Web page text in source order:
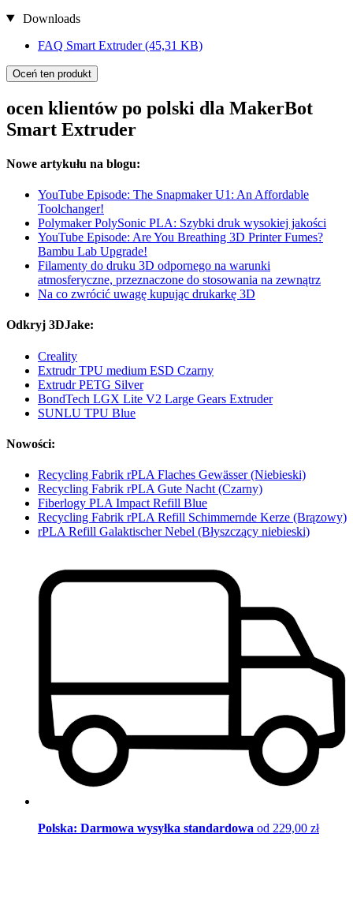
Downloads
FAQ Smart Extruder(45,31 KB)
Oceń ten produkt
ocen klientów po polski dla MakerBot
Smart Extruder
Nowe artykułu na blogu:
YouTube Episode: The Snapmaker U1: An Affordable
Toolchanger!
Polymaker PolySonic PLA: Szybki druk wysokiej jakości
YouTube Episode: Are You Breathing 3D Printer Fumes?
Bambu Lab Upgrade!
Filamenty do druku 3D odpornego na warunki
atmosferyczne, przeznaczone do stosowania na zewnątrz
Na co zwrócić uwagę kupując drukarkę 3D
Odkryj 3DJake:
Creality
Extrudr TPU medium ESD Czarny
Extrudr PETG Silver
BondTech LGX Lite V2 Large Gears Extruder
SUNLU TPU Blue
Nowości:
Recycling Fabrik rPLA Flaches Gewässer (Niebieski)
Recycling Fabrik rPLA Gute Nacht (Czarny)
Fiberlogy PLA Impact Refill Blue
Recycling Fabrik rPLA Refill Schimmernde Kerze (Brązowy)
rPLA Refill Galaktischer Nebel (Błyszczący niebieski)
Polska: Darmowa wysyłka standardowa od 229,00 zł